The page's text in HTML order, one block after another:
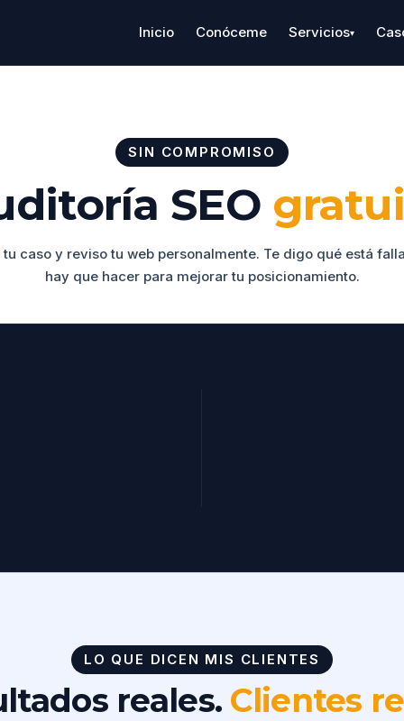
Inicio Conóceme Servicios▾
SIN COMPROMISO
SEO
tu caso y reviso tu web personalmente. Te digo qué está
hay que hacer para mejorar tu posicionamiento.
LO QUE DICEN MIS CLIENTES
reales. Clientes